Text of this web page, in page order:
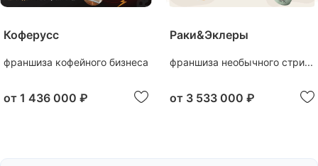
Коферусс
франшиза кофейного бизнеса
от 1 436 000 ₽
Раки&Эклеры
франшиза необычного стри...
от 3 533 000 ₽